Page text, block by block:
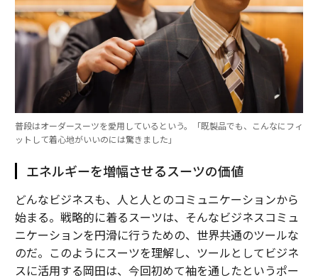
普段はオーダースーツを愛用しているという。「既製品でも、こんなにフィ
ットして着心地がいいのには驚きました」
エネルギーを増幅させるスーツの価値
どんなビジネスも、人と人とのコミュニケーションから
始まる。戦略的に着るスーツは、そんなビジネスコミュ
ニケーションを円滑に行うための、世界共通のツールな
のだ。このようにスーツを理解し、ツールとしてビジネ
スに活用する岡田は、今回初めて袖を通したというポー